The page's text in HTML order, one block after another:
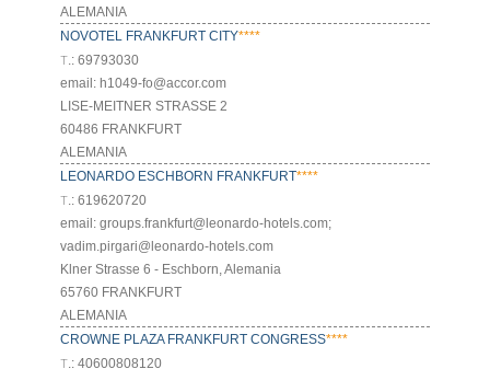
ALEMANIA
NOVOTEL FRANKFURT CITY****
Т.: 69793030
email: h1049-fo@accor.com
LISE-MEITNER STRASSE 2
60486 FRANKFURT
ALEMANIA
LEONARDO ESCHBORN FRANKFURT****
Т.: 619620720
email: groups.frankfurt@leonardo-hotels.com;
vadim.pirgari@leonardo-hotels.com
Klner Strasse 6 - Eschborn, Alemania
65760 FRANKFURT
ALEMANIA
CROWNE PLAZA FRANKFURT CONGRESS****
Т.: 40600808120